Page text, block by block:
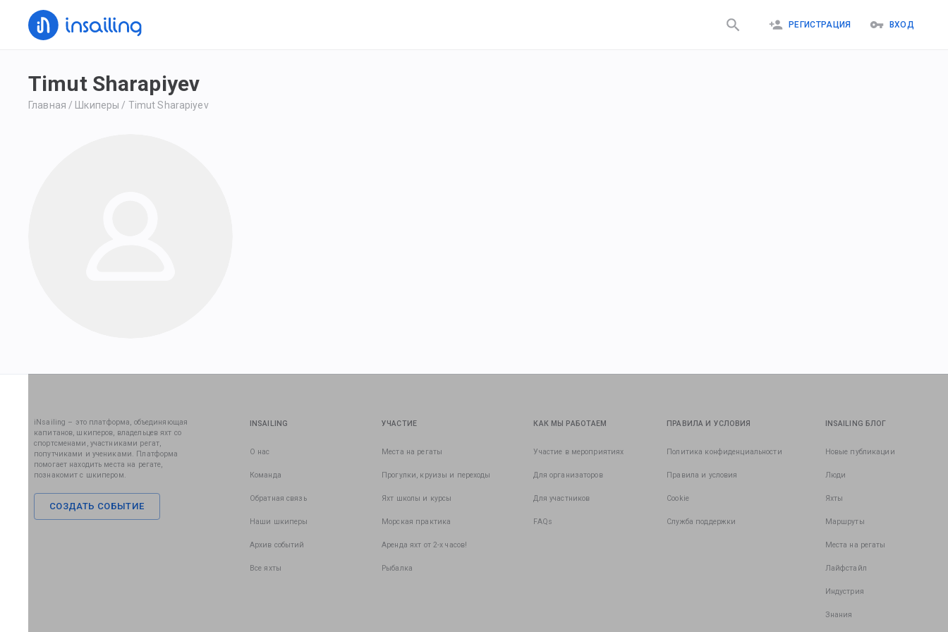
РЕГИСТРАЦИЯ ВХОД
Timut Sharapiyev
Главная / Шкиперы / Timut Sharapiyev
iNsailing – это платформа, объединяющая
капитанов, шкиперов, владельцев яхт со
спортсменами, участниками регат,
попутчиками и учениками. Платформа
помогает находить места на регате,
познакомит с шкипером.
СОЗДАТЬ СОБЫТИЕ
INSAILING
О нас
Команда
Обратная связь
Наши шкиперы
Архив событий
Все яхты
УЧАСТИЕ
Места на регаты
Прогулки, круизы и переходы
Яхт школы и курсы
Морская практика
Аренда яхт от 2-х часов!
Рыбалка
КАК МЫ РАБОТАЕМ
Участие в мероприятиях
Для организаторов
Для участников
FAQs
ПРАВИЛА И УСЛОВИЯ
Политика конфиденциальности
Правила и условия
Cookie
Служба поддержки
INSAILING БЛОГ
Новые публикации
Люди
Яхты
Маршруты
Места на регаты
Лайфстайл
Индустрия
Знания